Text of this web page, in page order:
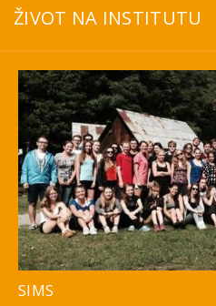
ŽIVOT NA INSTITUTU
SIMS